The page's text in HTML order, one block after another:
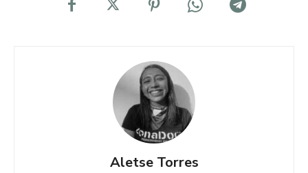
Aletse Torres